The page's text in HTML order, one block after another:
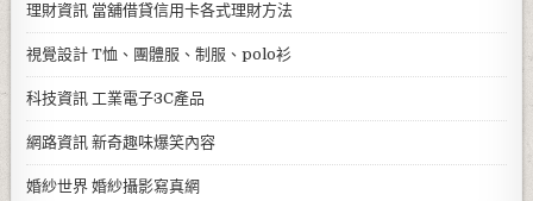
理財資訊 當舖借貸信用卡各式理財方法
視覺設計 T恤、團體服、制服、polo衫
科技資訊 工業電子3C產品
網路資訊 新奇趣味爆笑內容
婚紗世界 婚紗攝影寫真網